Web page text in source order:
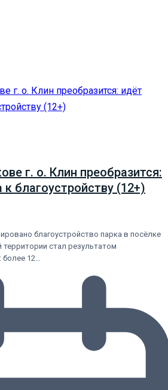
г. о. Клин преобразится:
благоустройству (12+)
благоустройство парка в посёлке
стал результатом
более 12…